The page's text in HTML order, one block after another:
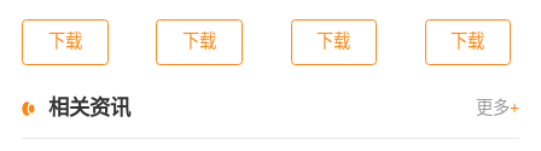
下载 下载 下载 下载
相关资讯 更多+